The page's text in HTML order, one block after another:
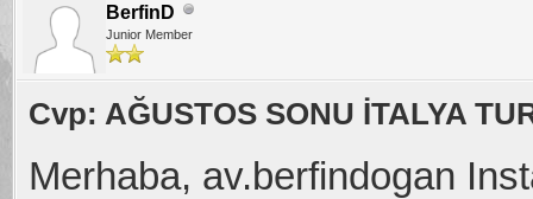
BerfinD
Junior Member
Cvp: AĞUSTOS SONU İTALYA
Merhaba, av.berfindogan